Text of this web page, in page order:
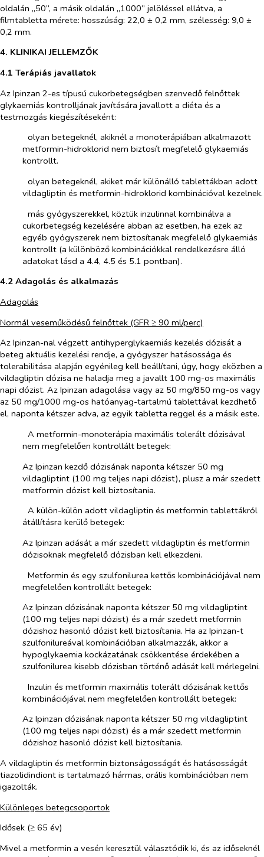
oldalán „50”, a másik oldalán „1000” jelöléssel ellátva, a
filmtabletta mérete: hosszúság: 22,0 ± 0,2 mm, szélesség: 9,0 ±
0,2 mm.
4. KLINIKAI JELLEMZŐK
4.1 Terápiás javallatok
Az Ipinzan 2-es típusú cukorbetegségben szenvedő felnőttek
glykaemiás kontrolljának javítására javallott a diéta és a
testmozgás kiegészítéseként:
olyan betegeknél, akiknél a monoterápiában alkalmazott
metformin-hidroklorid nem biztosít megfelelő glykaemiás
kontrollt.
olyan betegeknél, akiket már különálló tablettákban adott
vildagliptin és metformin-hidroklorid kombinációval kezelnek.
más gyógyszerekkel, köztük inzulinnal kombinálva a
cukorbetegség kezelésére abban az esetben, ha ezek az
egyéb gyógyszerek nem biztosítanak megfelelő glykaemiás
kontrollt (a különböző kombinációkkal rendelkezésre álló
adatokat lásd a 4.4, 4.5 és 5.1 pontban).
4.2 Adagolás és alkalmazás
Adagolás
Normál veseműködésű felnőttek (GFR ≥ 90 ml/perc)
Az Ipinzan-nal végzett antihyperglykaemiás kezelés dózisát a
beteg aktuális kezelési rendje, a gyógyszer hatásossága és
tolerabilitása alapján egyénileg kell beállítani, úgy, hogy eközben a
vildagliptin dózisa ne haladja meg a javallt 100 mg-os maximális
napi dózist. Az Ipinzan adagolása vagy az 50 mg/850 mg-os vagy
az 50 mg/1000 mg-os hatóanyag-tartalmú tablettával kezdhető
el, naponta kétszer adva, az egyik tabletta reggel és a másik este.
A metformin-monoterápia maximális tolerált dózisával
nem megfelelően kontrollált betegek:
Az Ipinzan kezdő dózisának naponta kétszer 50 mg
vildagliptint (100 mg teljes napi dózist), plusz a már szedett
metformin dózist kell biztosítania.
A külön-külön adott vildagliptin és metformin tablettákról
átállításra kerülő betegek:
Az Ipinzan adását a már szedett vildagliptin és metformin
dózisoknak megfelelő dózisban kell elkezdeni.
Metformin és egy szulfonilurea kettős kombinációjával nem
megfelelően kontrollált betegek:
Az Ipinzan dózisának naponta kétszer 50 mg vildagliptint
(100 mg teljes napi dózist) és a már szedett metformin
dózishoz hasonló dózist kell biztosítania. Ha az Ipinzan-t
szulfonilureával kombinációban alkalmazzák, akkor a
hypoglykaemia kockázatának csökkentése érdekében a
szulfonilurea kisebb dózisban történő adását kell mérlegelni.
Inzulin és metformin maximális tolerált dózisának kettős
kombinációjával nem megfelelően kontrollált betegek:
Az Ipinzan dózisának naponta kétszer 50 mg vildagliptint
(100 mg teljes napi dózist) és a már szedett metformin
dózishoz hasonló dózist kell biztosítania.
A vildagliptin és metformin biztonságosságát és hatásosságát
tiazolidindiont is tartalmazó hármas, orális kombinációban nem
igazolták.
Különleges betegcsoportok
Idősek (≥ 65 év)
Mivel a metformin a vesén keresztül választódik ki, és az időseknél